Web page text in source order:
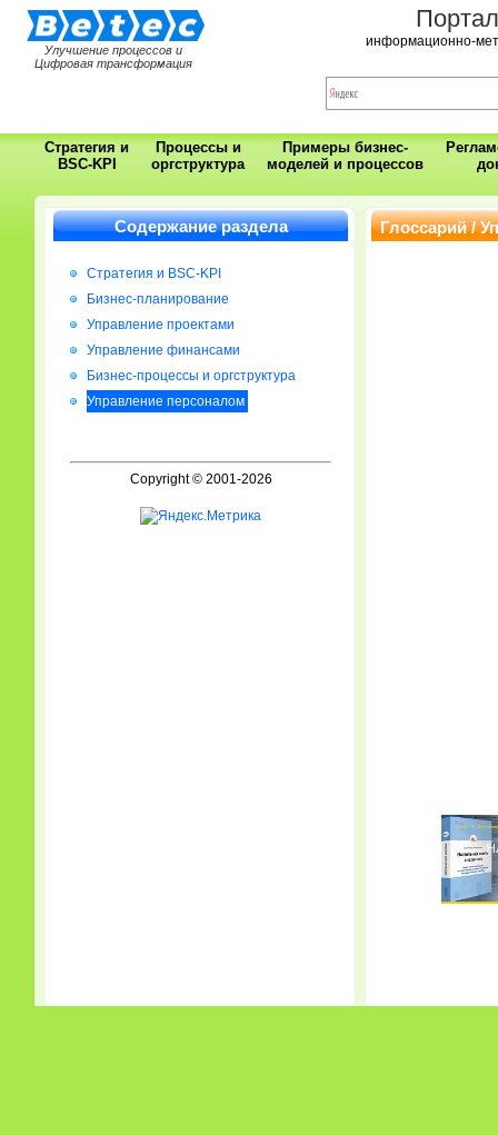
Улучшение процессов и
Цифровая трансформация
информационно-
Стратегия и
BSC-KPI
Процессы и
оргструктура
Примеры бизнес-
моделей и процессов
Содержание раздела
Стратегия и BSC-KPI
Бизнес-планирование
Управление проектами
Управление финансами
Бизнес-процессы и оргструктура
Управление персоналом
Copyright © 2001-2026
Глоссарий /